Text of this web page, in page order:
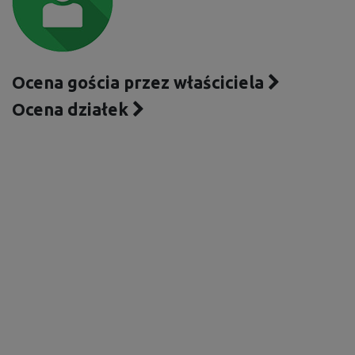
Ocena gościa przez właściciela
Ocena działek